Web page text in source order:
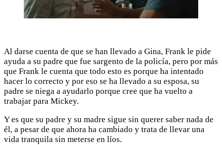
Al darse cuenta de que se han llevado a Gina, Frank le pide
ayuda a su padre que fue sargento de la policía, pero por más
que Frank le cuenta que todo esto es porque ha intentado
hacer lo correcto y por eso se ha llevado a su esposa, su
padre se niega a ayudarlo porque cree que ha vuelto a
trabajar para Mickey.
Y es que su padre y su madre sigue sin querer saber nada de
él, a pesar de que ahora ha cambiado y trata de llevar una
vida tranquila sin meterse en líos.